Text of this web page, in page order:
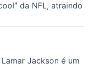
da NFL, atraindo
Jackson é um